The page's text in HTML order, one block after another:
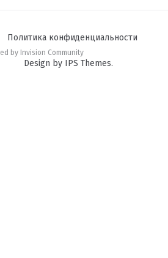
Политика конфиденциальности
by Invision Community
Design by IPS Themes.